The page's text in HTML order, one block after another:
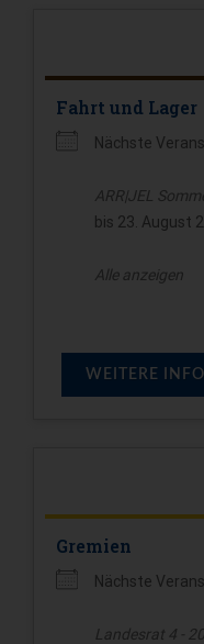
Fahrt und Lager
Nächste
ARR|JEL
bis 23. August
Alle anzeigen
WEITERE
Gremien
Nächste
Landesrat 4 -